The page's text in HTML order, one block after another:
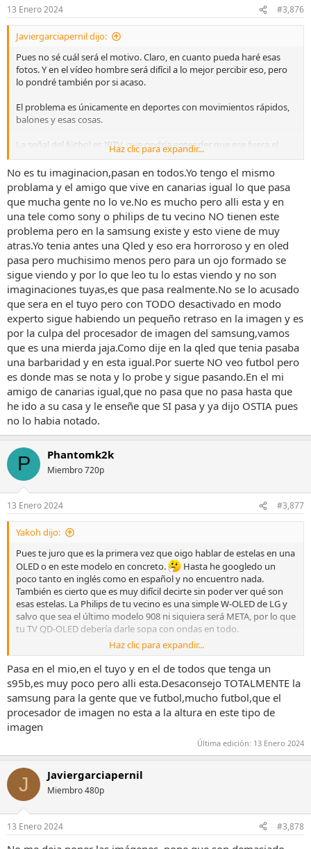
13 Enero 2024 #3,876
Javiergarciapernil dijo:
Pues no sé cuál será el motivo. Claro, en cuanto pueda haré esas
fotos. Y en el vídeo hombre será difícil a lo mejor percibir eso, pero
lo pondré también por si acaso.
El problema es únicamente en deportes con movimientos rápidos,
balones y esas cosas.
La señal del fútbol es IPTV, que podría entender que ese fuera el
motivo, que una IPTV no te da la misma calidad que algo original o
una antena. Pero la cuestión es que la imagen buena de mi vecino
es también con esa misma IPTV.
En cuanto pueda subo imágenes de los ajustes
Haz clic para expandir...
No es tu imaginacion,pasan en todos.Yo tengo el mismo
problama y el amigo que vive en canarias igual lo que pasa
que mucha gente no lo ve.No es mucho pero alli esta y en
una tele como sony o philips de tu vecino NO tienen este
problema pero en la samsung existe y esto viene de muy
atras.Yo tenia antes una Qled y eso era horroroso y en oled
pasa pero muchisimo menos pero para un ojo formado se
sigue viendo y por lo que leo tu lo estas viendo y no son
imaginaciones tuyas,es que pasa realmente.No se lo acusado
que sera en el tuyo pero con TODO desactivado en modo
experto sigue habiendo un pequeño retraso en la imagen y es
por la culpa del procesador de imagen del samsung,vamos
que es una mierda jaja.Como dije en la qled que tenia pasaba
una barbaridad y en esta igual.Por suerte NO veo futbol pero
es donde mas se nota y lo probe y sigue pasando.En el mi
amigo de canarias igual,que no pasa que no pasa hasta que
he ido a su casa y le enseñe que SI pasa y ya dijo OSTIA pues
no lo habia notado.
P Phantomk2k
Miembro 720p
13 Enero 2024 #3,877
Yakoh dijo:
Pues te juro que es la primera vez que oigo hablar de estelas en una
OLED o en este modelo en concreto.
Hasta he googledo un
poco tanto en inglés como en español y no encuentro nada.
También es cierto que es muy difícil decirte sin poder ver qué son
esas estelas. La Philips de tu vecino es una simple W-OLED de LG y
salvo que sea el último modelo 908 ni siquiera será META, por lo que
tu TV QD-OLED debería darle sopa con ondas en todo.
Creo que aquí necesitamos más datos. ¿Ves este problema en algún
otro tipo de contenido que no sea el fútbol? ¿Cómo est@ conectada
la señal de ese fulbol, a través de una App, antena o un dispositivo
externo HDMI? ¿Qué modo de imagen estás usando?
¿Podrías compartir qué configuración tienes en "Configuración
para expertos" y "Ahorro de energía"? O al menos colgar unas fotos
rápidas sacadas con el móvil a esos dos apartados. Por que le
podamos echar un ojo a tu configuración, vamos. Un vídeo donde
pudiéramos ver esas estelas ya sería la leche también,aubwue
entiendo que eso puede ser más complicado de capturar.
Haz clic para expandir...
Pasa en el mio,en el tuyo y en el de todos que tenga un
s95b,es muy poco pero alli esta.Desaconsejo TOTALMENTE la
samsung para la gente que ve futbol,mucho futbol,que el
procesador de imagen no esta a la altura en este tipo de
imagen
Última edición: 13 Enero 2024
J Javiergarciapernil
Miembro 480p
13 Enero 2024 #3,878